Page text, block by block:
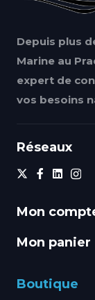
Depuis plus
Marine au
expert de
vos besoins
Réseaux
Mon
Mon panier
Boutique